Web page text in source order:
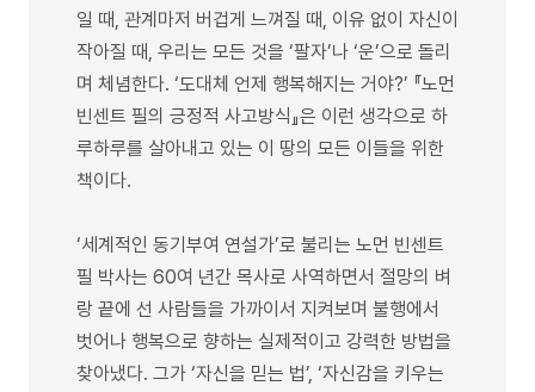
일 때, 관계마저 버겁게 느껴질 때, 이유 없이 자신이
작아질 때, 우리는 모든 것을 ‘팔자’나 ‘운’으로 돌리
며 체념한다. ‘도대체 언제 행복해지는 거야?’ 『노먼
빈센트 필의 긍정적 사고방식』은 이런 생각으로 하
루하루를 살아내고 있는 이 땅의 모든 이들을 위한
책이다.
‘세계적인 동기부여 연설가’로 불리는 노먼 빈센트
필 박사는 60여 년간 목사로 사역하면서 절망의 벼
랑 끝에 선 사람들을 가까이서 지켜보며 불행에서
벗어나 행복으로 향하는 실제적이고 강력한 방법을
찾아냈다. 그가 ‘자신을 믿는 법’, ‘자신감을 키우는